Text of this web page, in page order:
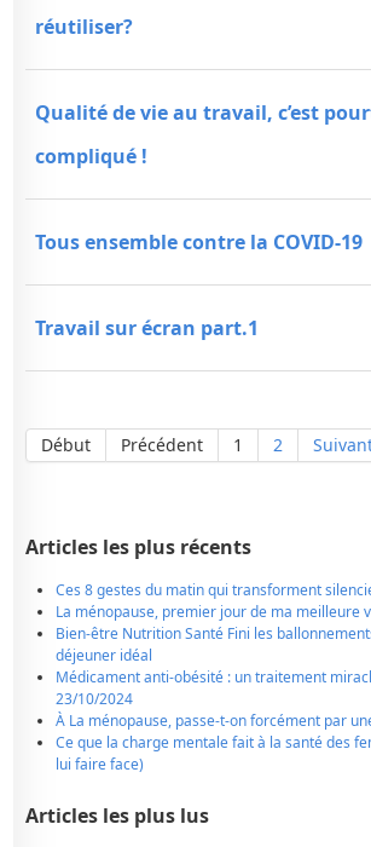
réutiliser?
Qualité de vie au travail, c’est
compliqué !
Tous ensemble contre la COVID-19
Travail sur écran part.1
Début
Précédent 1 2
Articles les plus récents
Ces 8 gestes du matin qui transforment
La ménopause, premier jour de ma meilleure
Bien-être Nutrition Santé Fini les
déjeuner idéal
Médicament anti-obésité : un traitement
23/10/2024
À La ménopause, passe-t-on forcément par
Ce que la charge mentale fait à la santé des
lui faire face)
Articles les plus lus